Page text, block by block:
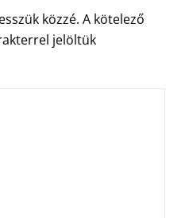
közzé. A kötelező
jelöltük